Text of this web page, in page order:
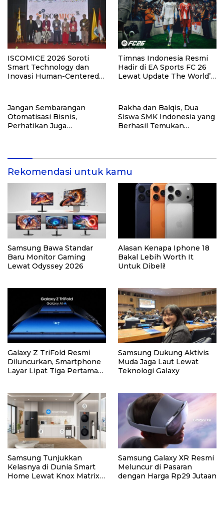
ISCOMICE 2026 Soroti
Smart Technology dan
Inovasi Human-Centered
Timnas Indonesia Resmi
Hadir di EA Sports FC 26
Lewat Update The World’s
Jangan Sembarangan
Otomatisasi Bisnis,
Perhatikan Juga
Rakha dan Balqis, Dua
Siswa SMK Indonesia yang
Berhasil Temukan
Rekomendasi untuk kamu
Samsung Bawa Standar
Baru Monitor Gaming
Lewat Odyssey 2026
Alasan Kenapa Iphone 18
Bakal Lebih Worth It
Untuk Dibeli!
Galaxy Z TriFold Resmi
Diluncurkan, Smartphone
Layar Lipat Tiga Pertama
Samsung Dukung Aktivis
Muda Jaga Laut Lewat
Teknologi Galaxy
Samsung Tunjukkan
Kelasnya di Dunia Smart
Home Lewat Knox Matrix
Samsung Galaxy XR Resmi
Meluncur di Pasaran
dengan Harga Rp29 Jutaan